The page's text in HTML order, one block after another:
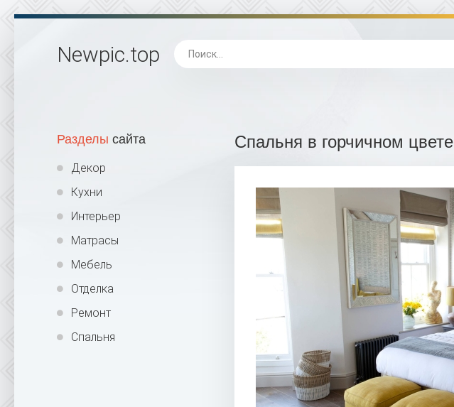
Newpic.top
Разделы сайта
Декор
Кухни
Интерьер
Матрасы
Мебель
Отделка
Ремонт
Спальня
Спальня в горчичном цвете